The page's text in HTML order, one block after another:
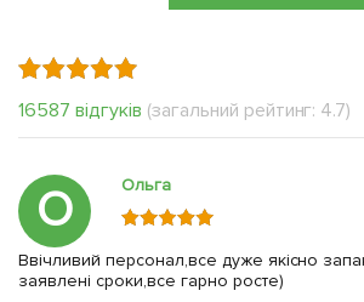
16587 відгуків (загальний рейтинг: 4.7)
О Ольга
Ввічливий персонал,все дуже якісно
заявлені сроки,все гарно росте)